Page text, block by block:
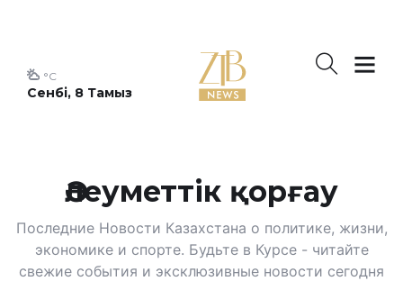
Сенбі, 8 Тамыз
°C
Әлеуметтік қорғау
Последние Новости Казахстана о политике, жизни,
экономике и спорте. Будьте в Курсе - читайте
свежие события и эксклюзивные новости сегодня